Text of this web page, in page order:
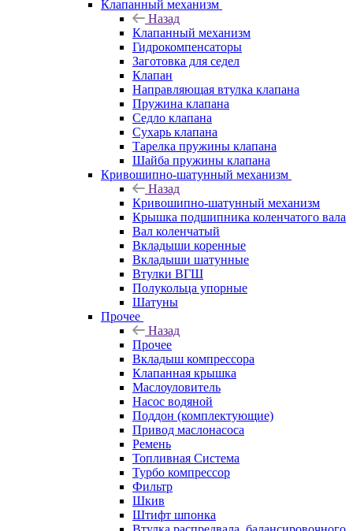
Клапанный механизм
Назад
Клапанный механизм
Гидрокомпенсаторы
Заготовка для седел
Клапан
Направляющая втулка клапана
Пружина клапана
Седло клапана
Сухарь клапана
Тарелка пружины клапана
Шайба пружины клапана
Кривошипно-шатунный механизм
Назад
Кривошипно-шатунный механизм
Крышка подшипника коленчатого вала
Вал коленчатый
Вкладыши коренные
Вкладыши шатунные
Втулки ВГШ
Полукольца упорные
Шатуны
Прочее
Назад
Прочее
Вкладыш компрессора
Клапанная крышка
Маслоуловитель
Насос водяной
Поддон (комплектующие)
Привод маслонасоса
Ремень
Топливная Система
Турбо компрессор
Фильтр
Шкив
Штифт шпонка